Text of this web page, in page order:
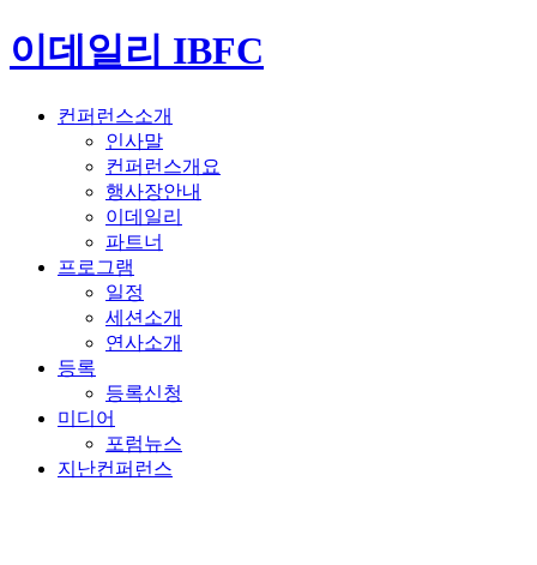
이데일리 IBFC
컨퍼런스소개
인사말
컨퍼런스개요
행사장안내
이데일리
파트너
프로그램
일정
세션소개
연사소개
등록
등록신청
미디어
포럼뉴스
지난컨퍼런스